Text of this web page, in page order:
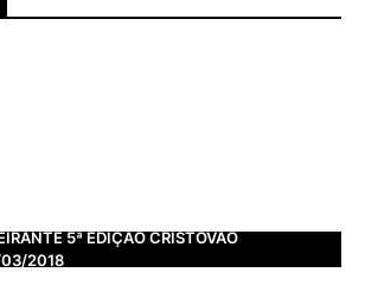
5ª EDIÇÃO CRISTOVÃO
03/2018